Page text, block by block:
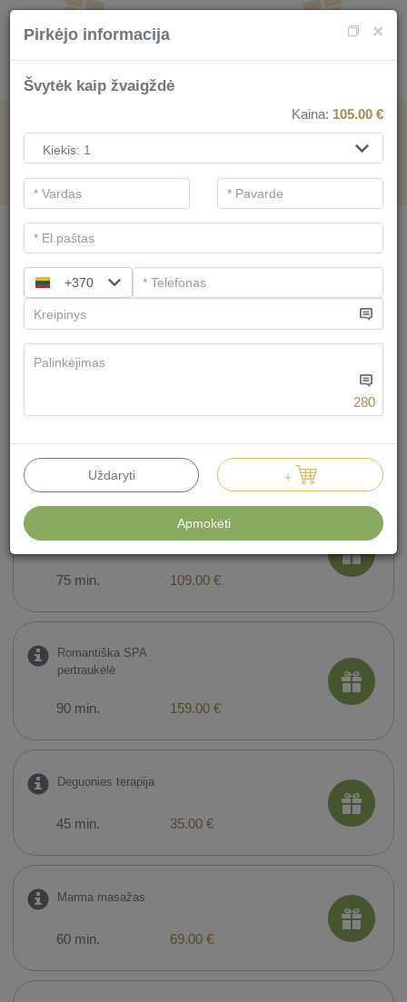
SPA PASLAUGOMS
Pagrindiniai filtrai
SPA ritualas DVIEMS: Malonus
pabėgimas, Vilniuje
75 min. 109.00 €
Romantiška SPA
pertraukėlė
90 min. 159.00 €
Deguonies terapija
45 min. 35.00 €
Marma masažas
60 min. 69.00 €
×
Pirkėjo informacija
Švytėk kaip žvaigždė
Kaina: 105.00 €
+370
280
Uždaryti +
Apmokėti